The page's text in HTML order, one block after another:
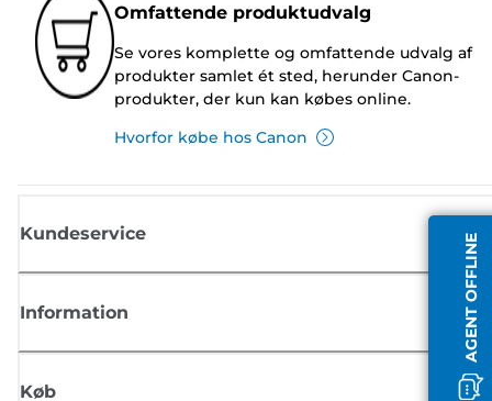
AGENT OFFLINE
Omfattende produktudvalg
Se vores komplette og omfattende udvalg af
produkter samlet ét sted, herunder Canon-
produkter, der kun kan købes online.
Hvorfor købe hos Canon
Kundeservice
Information
Køb